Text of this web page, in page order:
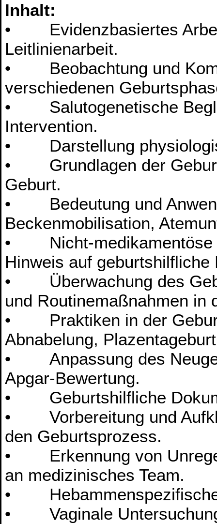
Inhalt:
• Evidenzbasiertes
Leitlinienarbeit.
• Beobachtung und
verschiedenen
• Salutogenetische
Intervention.
• Darstellung
• Grundlagen der
Geburt.
• Bedeutung und
Beckenmobilisation,
• Nicht-medikamentöse
Hinweis auf geburtshilfliche
• Überwachung des
und Routinemaßnahmen in
• Praktiken in der
Abnabelung,
• Anpassung des
Apgar-Bewertung.
• Geburtshilfliche
• Vorbereitung und
den Geburtsprozess.
• Erkennung von
an medizinisches Team.
• Hebammenspezifische
• Vaginale Untersuchung